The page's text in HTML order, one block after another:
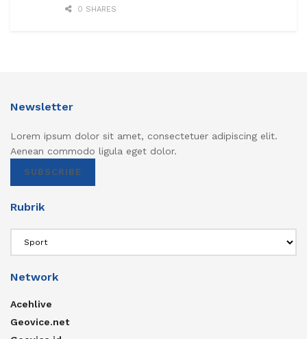
0 SHARES
Newsletter
Lorem ipsum dolor sit amet, consectetuer adipiscing elit.
Aenean commodo ligula eget dolor.
SUBSCRIBE
Rubrik
Network
Acehlive
Geovice.net